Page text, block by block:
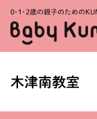
0・1・ 2歳の親子のための
木津南教室